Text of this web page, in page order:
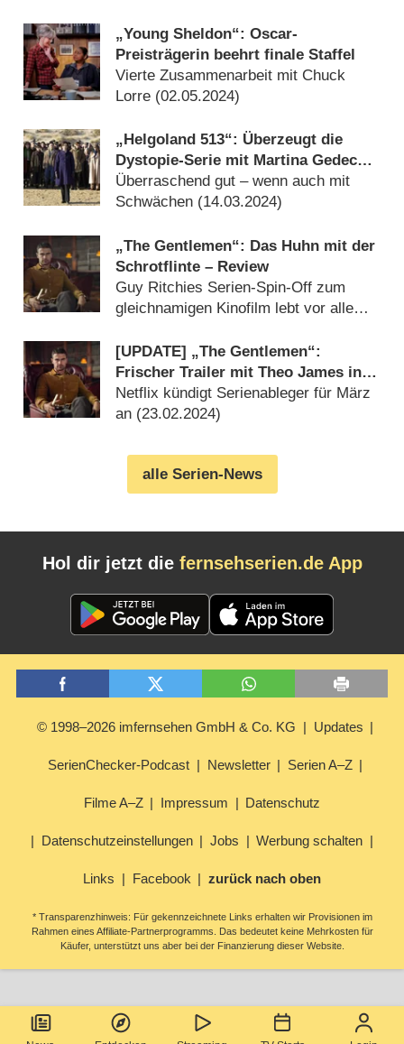
„Young Sheldon“: Oscar-
Preisträgerin beehrt finale Staffel
Vierte Zusammenarbeit mit Chuck
Lorre (02.05.2024)
„Helgoland 513“: Überzeugt die
Dystopie-Serie mit Martina Gedeck?
– Review
Überraschend gut – wenn auch mit
Schwächen (14.03.2024)
„The Gentlemen“: Das Huhn mit der
Schrotflinte – Review
Guy Ritchies Serien-Spin-Off zum
gleichnamigen Kinofilm lebt vor allem
[UPDATE] „The Gentlemen“:
Frischer Trailer mit Theo James in
Guy Ritchies Gangsterkomödie
Netflix kündigt Serienableger für März
an (23.02.2024)
alle Serien-News
Hol dir jetzt die fernsehserien.de App
© 1998–2026 imfernsehen GmbH & Co. KG Updates
SerienChecker-Podcast Newsletter Serien A–Z
Filme A–Z Impressum Datenschutz
Datenschutzeinstellungen Jobs Werbung schalten
Links Facebook zurück nach oben
* Transparenzhinweis: Für gekennzeichnete Links erhalten wir Provisionen im
Rahmen eines Affiliate-Partnerprogramms. Das bedeutet keine Mehrkosten für
Käufer, unterstützt uns aber bei der Finanzierung dieser Website.